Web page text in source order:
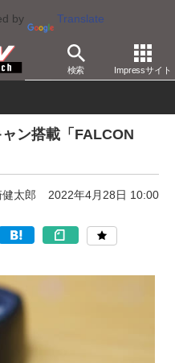
by Translate
検索 Impressサイト
その他
ン搭載「FALCON
健太郎 2022年4月28日 10:00